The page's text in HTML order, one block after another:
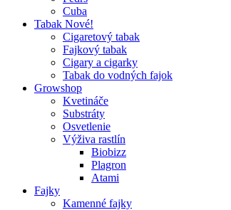
Cuba
Tabak Nové!
Cigaretový tabak
Fajkový tabak
Cigary a cigarky
Tabak do vodných fajok
Growshop
Kvetináče
Substráty
Osvetlenie
Výživa rastlín
Biobizz
Plagron
Atami
Fajky
Kamenné fajky